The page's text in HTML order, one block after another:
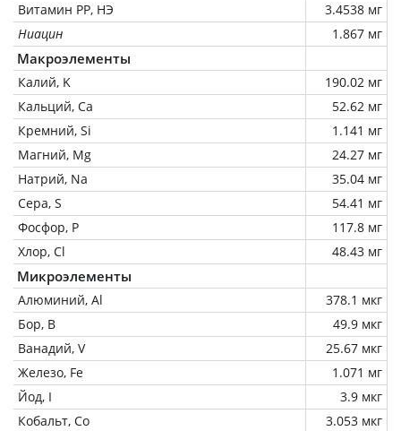
Витамин РР, НЭ
3.4538 мг
Ниацин
1.867 мг
Макроэлементы
Калий, K
190.02 мг
Кальций, Ca
52.62 мг
Кремний, Si
1.141 мг
Магний, Mg
24.27 мг
Натрий, Na
35.04 мг
Сера, S
54.41 мг
Фосфор, P
117.8 мг
Хлор, Cl
48.43 мг
Микроэлементы
Алюминий, Al
378.1 мкг
Бор, B
49.9 мкг
Ванадий, V
25.67 мкг
Железо, Fe
1.071 мг
Йод, I
3.9 мкг
Кобальт, Co
3.053 мкг